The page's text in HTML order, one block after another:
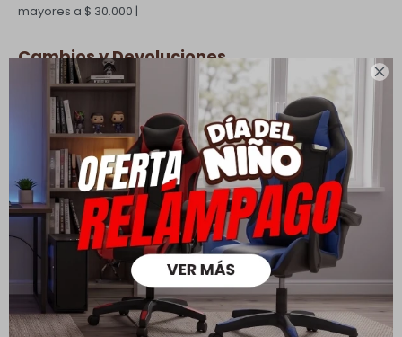

mayores a $ 30.000 |
Cambios y Devoluciones
Todas las compras realizadas tienen un plazo de 5 días para
su cambio.
Medios de pago